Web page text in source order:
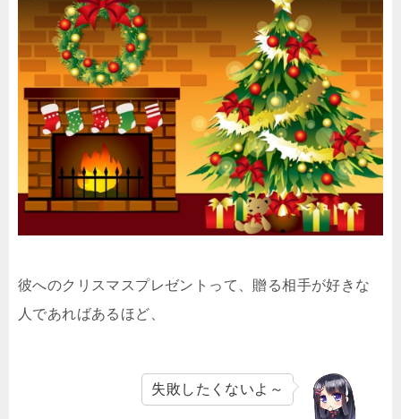
彼へのクリスマスプレゼントって、贈る相手が好きな
人であればあるほど、
失敗したくないよ～